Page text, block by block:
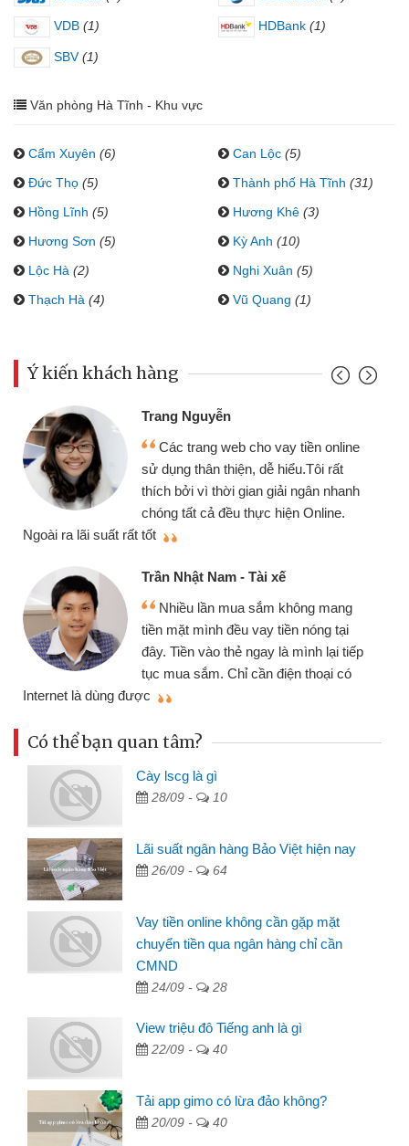
VDB (1) HDBank (1)
SBV (1)
Văn phòng Hà Tĩnh - Khu vực
Cẩm Xuyên (6) Can Lộc (5)
Đức Thọ (5) Thành phố Hà Tĩnh (31)
Hồng Lĩnh (5) Hương Khê (3)
Hương Sơn (5) Kỳ Anh (10)
Lộc Hà (2) Nghi Xuân (5)
Thạch Hà (4) Vũ Quang (1)
Ý kiến khách hàng
Trang Nguyễn
Các trang web cho vay tiền online
sử dụng thân thiện, dễ hiểu.Tôi rất
thích bởi vì thời gian giải ngân nhanh
chóng tất cả đều thực hiện Online.
Ngoài ra lãi suất rất tốt
Trần Nhật Nam - Tài xế
Nhiều lần mua sắm không mang
tiền mặt mình đều vay tiền nóng tại
đây. Tiền vào thẻ ngay là mình lại tiếp
tục mua sắm. Chỉ cần điện thoại có
Internet là dùng được
Có thể bạn quan tâm?
Cày lscg là gì
28/09 - 10
Lãi suất ngân hàng Bảo Việt hiện nay
26/09 - 64
Vay tiền online không cần gặp mặt
chuyển tiền qua ngân hàng chỉ cần
CMND
24/09 - 28
View triệu đô Tiếng anh là gì
22/09 - 40
Tải app gimo có lừa đảo không?
20/09 - 40